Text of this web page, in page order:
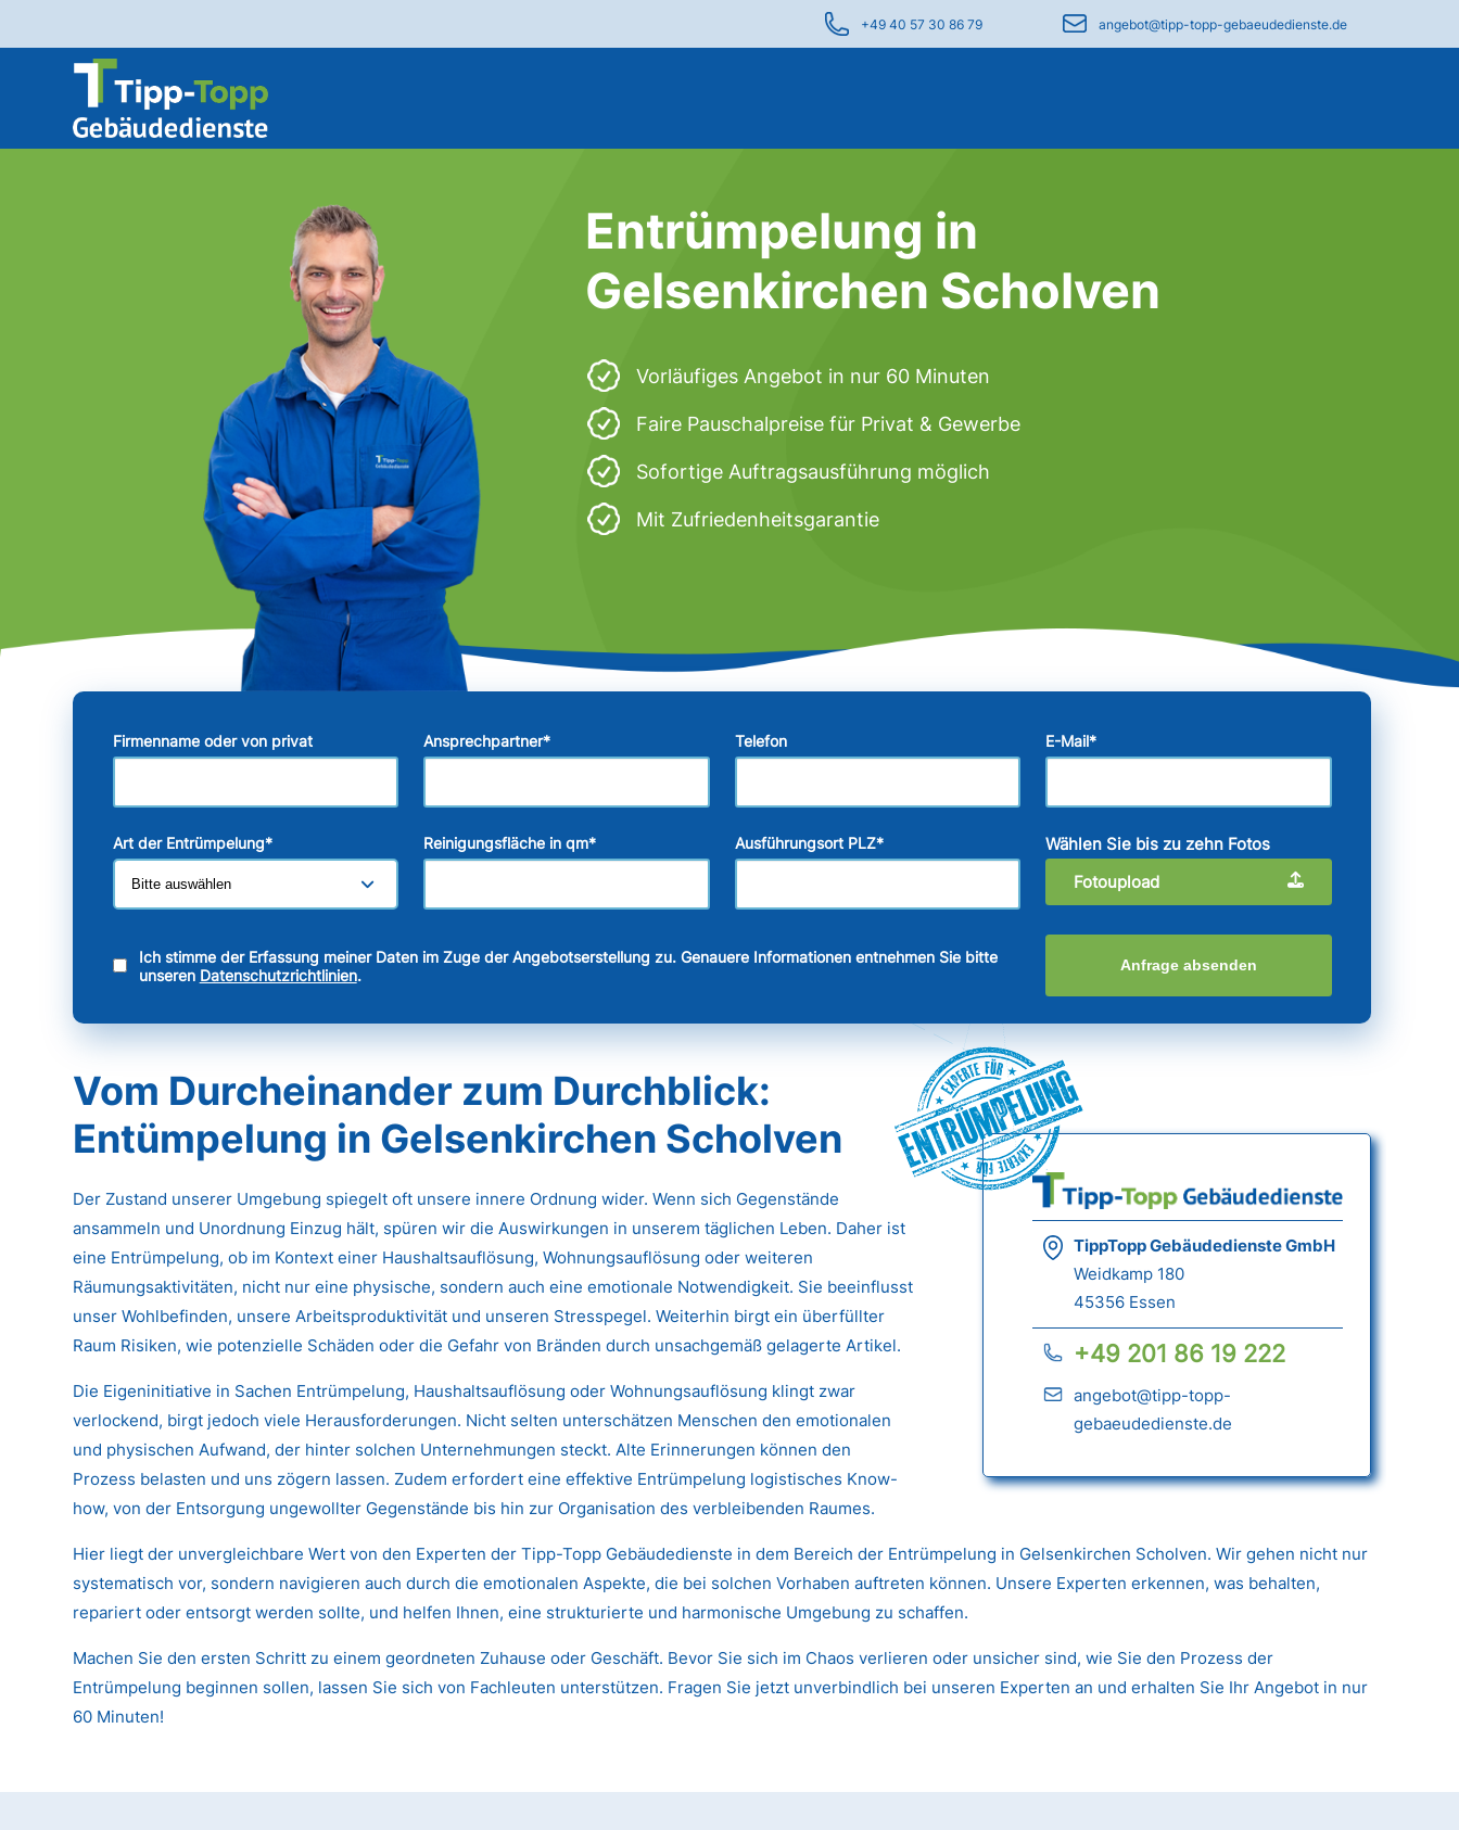
+49 40 57 30 86 79 angebot@tipp-topp-gebaeudedienste.de
Entrümpelung in
Gelsenkirchen Scholven
Vorläufiges Angebot in nur 60 Minuten
Faire Pauschalpreise für Privat & Gewerbe
Sofortige Auftragsausführung möglich
Mit Zufriedenheitsgarantie
Firmenname oder von privat Ansprechpartner* Telefon E-Mail*
Art der Entrümpelung* Reinigungsfläche in qm* Ausführungsort PLZ*
Wählen Sie bis zu zehn Fotos
Fotoupload
Ich stimme der Erfassung meiner Daten im Zuge der Angebotserstellung zu. Genauere Informationen entnehmen Sie bitte
unseren Datenschutzrichtlinien.
Anfrage absenden
Vom Durcheinander zum Durchblick:
Entümpelung in Gelsenkirchen Scholven
Entrümpelung
TippTopp Gebäudedienste GmbH
Weidkamp 180
45356 Essen
+49 201 86 19 222
angebot@tipp-topp-
gebaeudedienste.de
Der Zustand unserer Umgebung spiegelt oft unsere innere Ordnung wider. Wenn sich Gegenstände
ansammeln und Unordnung Einzug hält, spüren wir die Auswirkungen in unserem täglichen Leben. Daher ist
eine Entrümpelung, ob im Kontext einer Haushaltsauflösung, Wohnungsauflösung oder weiteren
Räumungsaktivitäten, nicht nur eine physische, sondern auch eine emotionale Notwendigkeit. Sie beeinflusst
unser Wohlbefinden, unsere Arbeitsproduktivität und unseren Stresspegel. Weiterhin birgt ein überfüllter
Raum Risiken, wie potenzielle Schäden oder die Gefahr von Bränden durch unsachgemäß gelagerte Artikel.
Die Eigeninitiative in Sachen Entrümpelung, Haushaltsauflösung oder Wohnungsauflösung klingt zwar
verlockend, birgt jedoch viele Herausforderungen. Nicht selten unterschätzen Menschen den emotionalen
und physischen Aufwand, der hinter solchen Unternehmungen steckt. Alte Erinnerungen können den
Prozess belasten und uns zögern lassen. Zudem erfordert eine effektive Entrümpelung logistisches Know-
how, von der Entsorgung ungewollter Gegenstände bis hin zur Organisation des verbleibenden Raumes.
Hier liegt der unvergleichbare Wert von den Experten der Tipp-Topp Gebäudedienste in dem Bereich der Entrümpelung in Gelsenkirchen Scholven. Wir gehen nicht nur
systematisch vor, sondern navigieren auch durch die emotionalen Aspekte, die bei solchen Vorhaben auftreten können. Unsere Experten erkennen, was behalten,
repariert oder entsorgt werden sollte, und helfen Ihnen, eine strukturierte und harmonische Umgebung zu schaffen.
Machen Sie den ersten Schritt zu einem geordneten Zuhause oder Geschäft. Bevor Sie sich im Chaos verlieren oder unsicher sind, wie Sie den Prozess der
Entrümpelung beginnen sollen, lassen Sie sich von Fachleuten unterstützen. Fragen Sie jetzt unverbindlich bei unseren Experten an und erhalten Sie Ihr Angebot in nur
60 Minuten!